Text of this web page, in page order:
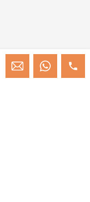
- Corretor de Imóveis